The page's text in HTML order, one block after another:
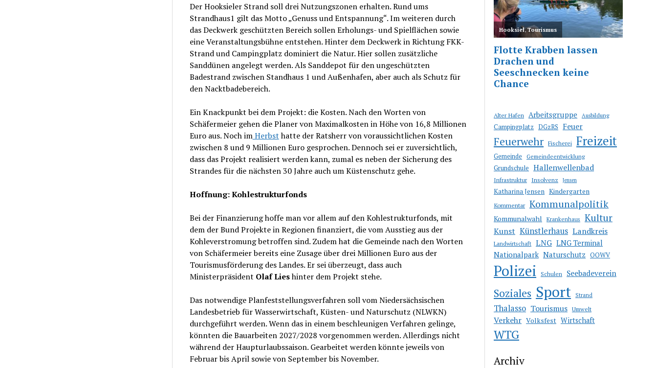
Der Hooksieler Strand soll drei Nutzungszonen erhalten. Rund ums
Strandhaus1 gilt das Motto „Genuss und Entspannung“. Im weiteren durch
das Deckwerk geschützten Bereich sollen Erholungs- und Spielflächen sowie
eine Veranstaltungsbühne entstehen. Hinter dem Deckwerk in Richtung FKK-
Strand und Campingplatz dominiert die Natur. Hier sollen zusätzliche
Sanddünen angelegt werden. Als Sanddepot für den ungeschützten
Badestrand zwischen Standhaus 1 und Außenhafen, aber auch als Schutz für
den Nacktbadebereich.
Ein Knackpunkt bei dem Projekt: die Kosten. Nach den Worten von
Schäfermeier gehen die Planer von Maximalkosten in Höhe von 16,8 Millionen
Euro aus. Noch imHerbsthatte der Ratsherr von voraussichtlichen Kosten
zwischen 8 und 9 Millionen Euro gesprochen. Dennoch sei er zuversichtlich,
dass das Projekt realisiert werden kann, zumal es neben der Sicherung des
Strandes für die nächsten 30 Jahre auch um Küstenschutz gehe.
Hoffnung: Kohlestrukturfonds
Bei der Finanzierung hoffe man vor allem auf den Kohlestrukturfonds, mit
dem der Bund Projekte in Regionen finanziert, die vom Ausstieg aus der
Kohleverstromung betroffen sind. Zudem hat die Gemeinde nach den Worten
von Schäfermeier bereits eine Zusage über drei Millionen Euro aus der
Tourismusförderung des Landes. Er sei überzeugt, dass auch
Ministerpräsident Olaf Lieshinter dem Projekt stehe.
Das notwendige Planfeststellungsverfahren soll vom Niedersächsischen
Landesbetrieb für Wasserwirtschaft, Küsten- und Naturschutz (NLWKN)
durchgeführt werden. Wenn das in einem beschleunigen Verfahren gelinge,
könnten die Bauarbeiten 2027/2028 vorgenommen werden. Allerdings nicht
während der Haupturlaubssaison. Gearbeitet werden könnte jeweils von
Februar bis April sowie von September bis November.
Alter Hafen Arbeitsgruppe Ausbildung
Campingplatz DGzRS Feuer
Feuerwehr Fischerei Freizeit
Gemeinde Gemeindeentwicklung
Grundschule Hallenwellenbad
Infrastruktur Insolvenz Jensen
Katharina Jensen Kindergarten
Kommentar Kommunalpolitik
Kommunalwahl Krankenhaus Kultur
Kunst Künstlerhaus Landkreis
Landwirtschaft LNG LNG Terminal
Nationalpark Naturschutz OOWV
Polizei Schulen Seebadeverein
Soziales Sport Strand
Thalasso Tourismus Umwelt
Verkehr Volksfest Wirtschaft
WTG
Archiv